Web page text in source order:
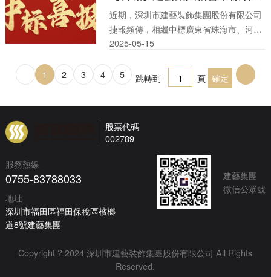
-15
2025-05
近期，深圳市建藝裝飾集團股份有限公司
捷報頻傳，相繼中標廣東省珠海市、河北
省秦皇島市裝飾裝修類項目，總價逾3453
1
2 3 4 5 跳轉到 頁
下一頁
股票代碼
002789
服務熱線
0755-83788033
地址
深圳市福田區福田保稅區檳榔
道8號建藝集團
建藝集團
微信公眾號
Copyright ? 2024 深圳市建藝裝飾集團股份有限公司 All Rights
Reserved.